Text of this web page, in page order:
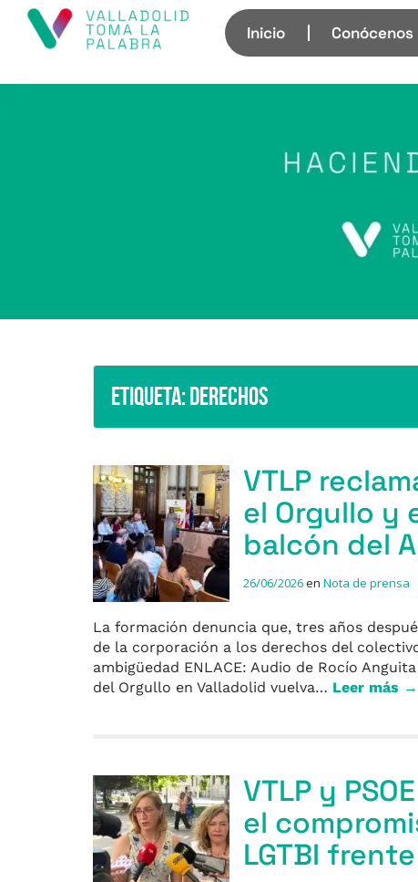
Inicio Conócenos
Etiqueta:Derechos
VTLP
el Orgullo y
balcón del
26/06/2026en Nota de prensa
La formación denuncia que, tres años
de la corporación a los derechos del
ambigüedad ENLACE: Audio de Rocío
del Orgullo en Valladolid vuelva… Leer más →
VTLP y
el
LGTBI